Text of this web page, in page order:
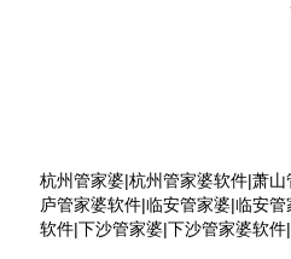
杭州管家婆|杭州管家婆软件|萧
庐管家婆软件|临安管家婆|临安
软件|下沙管家婆|下沙管家婆软